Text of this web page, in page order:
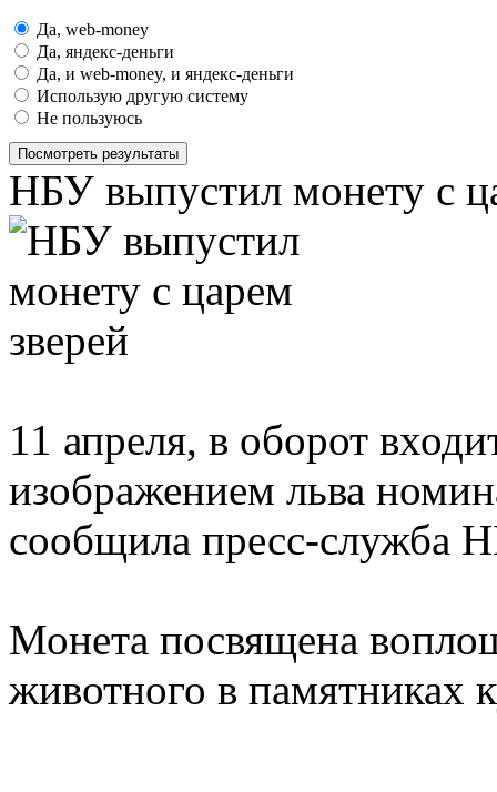
Да, web-money
Да, яндекс-деньги
Да, и web-money, и яндекс-деньги
Использую другую систему
Не пользуюсь
Посмотреть результаты
НБУ выпустил монету с
11 апреля, в оборот
изображением льва
сообщила пресс-служба
Монета посвящена
животного в памятниках